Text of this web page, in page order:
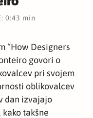
0:43 min
“How Designers
govori o
pri svojem
oblikovalcev
dan izvajajo
takšne